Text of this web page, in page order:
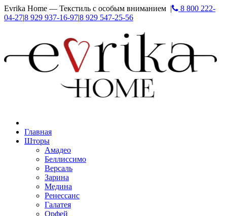
Evrika Home — Текстиль с особым вниманием |
8 800 222-
04-27|8 929 937-16-97|8 929 547-25-56
Главная
Шторы
Амадео
Беллиссимо
Версаль
Зарина
Медина
Ренессанс
Галатея
Орфей